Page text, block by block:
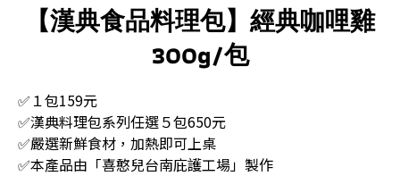
【漢典食品料理包】經典咖哩雞
300g/包
✅１包159元
✅漢典料理包系列任選５包650元
✅嚴選新鮮食材，加熱即可上桌
✅本產品由「喜憨兒台南庇護工場」製作